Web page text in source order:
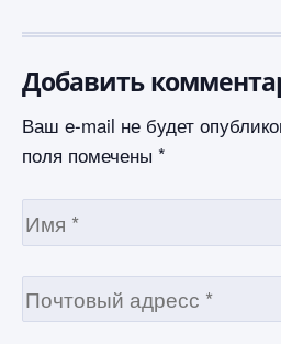
Добавить
Ваш e-mail не будет
поля помечены *